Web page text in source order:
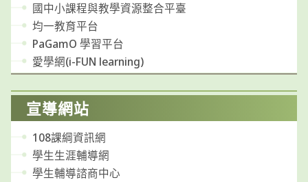
國中小課程與教學資源整合平臺
均一教育平台
PaGamO 學習平台
愛學網(i-FUN learning)
宣導網站
108課綱資訊網
學生生涯輔導網
學生輔導諮商中心